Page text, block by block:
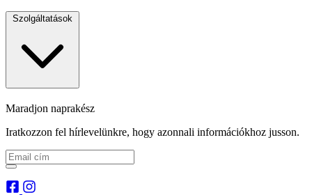
Szolgáltatások
Maradjon naprakész
Iratkozzon fel hírlevelünkre, hogy azonnali információkhoz jusson.